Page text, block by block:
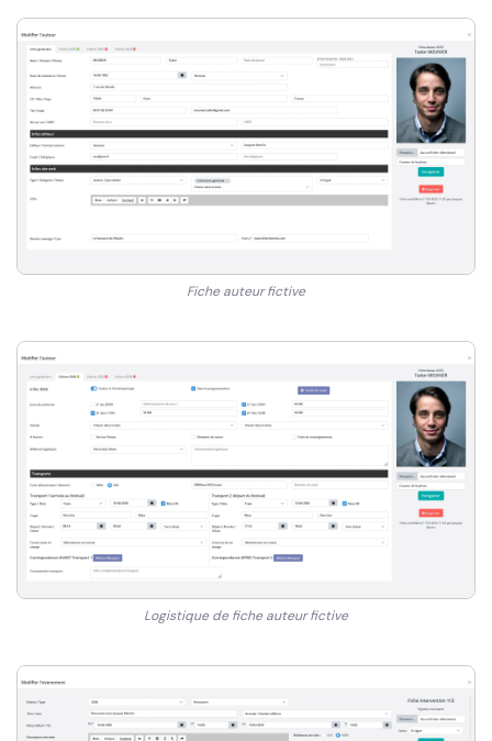
Fiche auteur fictive
Logistique de fiche auteur fictive